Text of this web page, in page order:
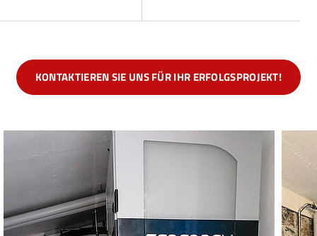
KONTAKTIEREN SIE UNS FÜR IHR ERFOLGSPROJEKT!